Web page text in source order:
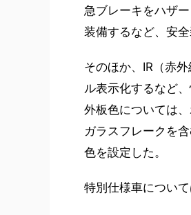
急ブレーキをハザ
装備するなど、安全
そのほか、IR（赤
ル表示化するなど
外板色については
ガラスフレークを
色を設定した。
特別仕様車について